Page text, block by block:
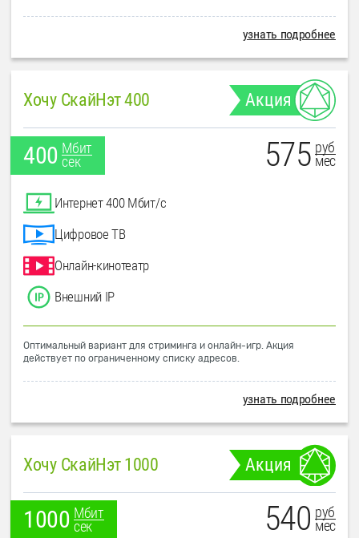
узнать подробнее
Хочу СкайНэт 400 Акция
400 Мбит
сек
575 руб
мес
Интернет 400 Мбит/с
Цифровое ТВ
Онлайн-кинотеатр
Внешний IP
Оптимальный вариант для стриминга и онлайн-игр. Акция
действует по ограниченному списку адресов.
узнать подробнее
Хочу СкайНэт 1000 Акция
1000 Мбит
сек
540 руб
мес